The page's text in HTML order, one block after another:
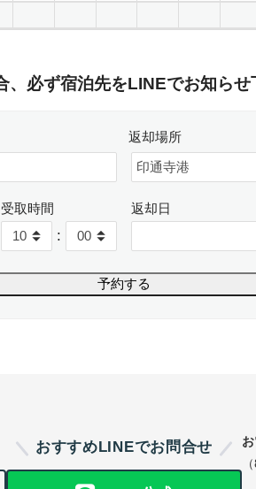
必ず宿泊先をLINEでお知らせ
返却場所
受取時間
:
返却日
おすすめLINEでお問合せ